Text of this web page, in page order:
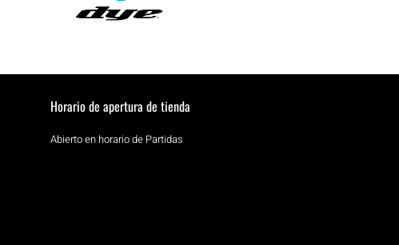
Horario de apertura de tienda
Abierto en horario de Partidas